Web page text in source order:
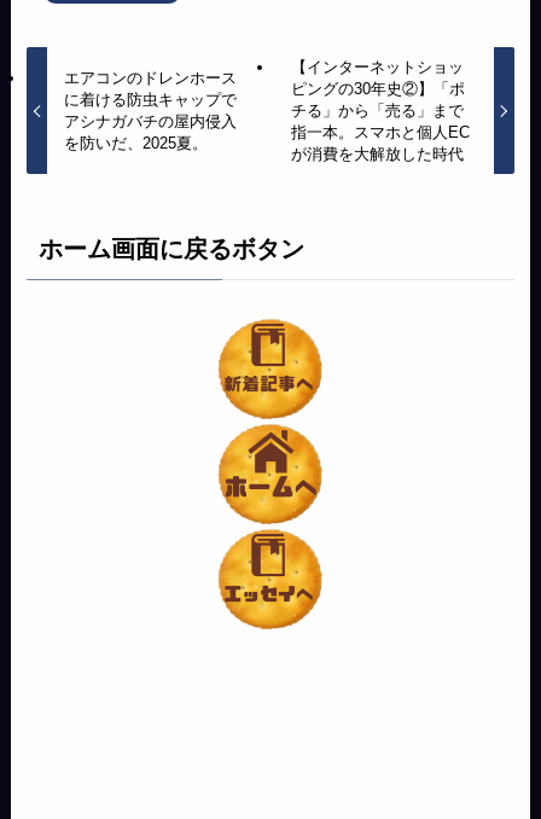
エアコンのドレンホース
に着ける防虫キャップで
アシナガバチの屋内侵入
を防いだ、2025夏。
【インターネットショッ
ピングの30年史②】「ポ
チる」から「売る」まで
指一本。スマホと個人EC
が消費を大解放した時代
ホーム画面に戻るボタン